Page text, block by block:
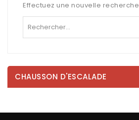
Effectuez une nouvelle recherche
CHAUSSON D'ESCALADE